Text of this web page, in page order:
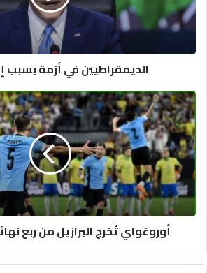
بايدن
الديمقراطيين في أزمة بسبب
أوروغواي
تُخرج
البرازيل
من
ربع
نهائي
كوبا
أميركا
أوروغواي تُخرج البرازيل من ربع